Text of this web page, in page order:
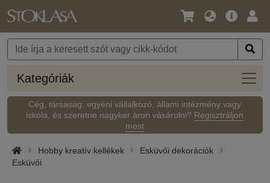
Nyelv
Pénznem
Fő
Kategóriák
Cég, társaság, egyéni vállalkozó, állami intézmény vagy
iskola, és szeretne nagyker áron vásárolni? Regisztráljon
most
Hobby kreatív kellékek
Esküvői dekorációk
Esküvői